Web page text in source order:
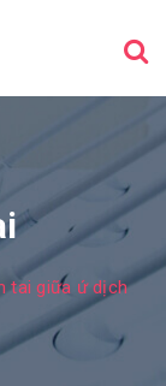
tai giữa ứ dịch